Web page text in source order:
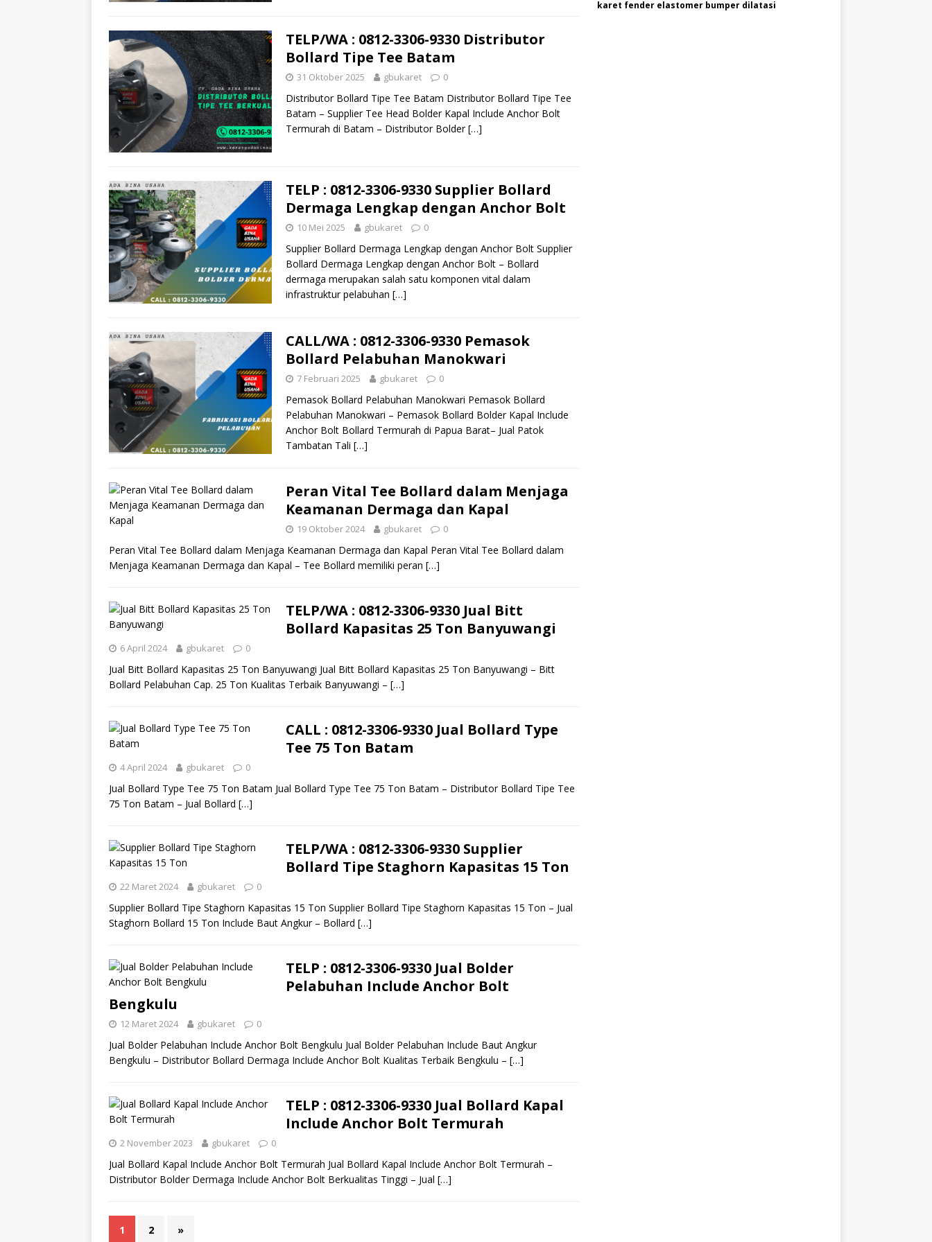
TELP/WA : 0812-3306-9330 Distributor
Bollard Tipe Tee Batam
31 Oktober 2025 gbukaret 0
Distributor Bollard Tipe Tee Batam Distributor Bollard Tipe Tee
Batam – Supplier Tee Head Bolder Kapal Include Anchor Bolt
Termurah di Batam – Distributor Bolder[…]
TELP : 0812-3306-9330 Supplier Bollard
Dermaga Lengkap dengan Anchor Bolt
10 Mei 2025 gbukaret 0
Supplier Bollard Dermaga Lengkap dengan Anchor Bolt Supplier
Bollard Dermaga Lengkap dengan Anchor Bolt – Bollard
dermaga merupakan salah satu komponen vital dalam
infrastruktur pelabuhan […]
CALL/WA : 0812-3306-9330 Pemasok
Bollard Pelabuhan Manokwari
7 Februari 2025 gbukaret 0
Pemasok Bollard Pelabuhan Manokwari Pemasok Bollard
Pelabuhan Manokwari – Pemasok Bollard Bolder Kapal Include
Anchor Bolt Bollard Termurah di Papua Barat– Jual Patok
Tambatan Tali […]
Peran Vital Tee Bollard dalam Menjaga
Keamanan Dermaga dan Kapal
19 Oktober 2024 gbukaret 0
Peran Vital Tee Bollard dalam Menjaga Keamanan Dermaga dan Kapal Peran Vital Tee Bollard dalam
Menjaga Keamanan Dermaga dan Kapal – Tee Bollard memiliki peran […]
TELP/WA : 0812-3306-9330 Jual Bitt
Bollard Kapasitas 25 Ton Banyuwangi
6 April 2024 gbukaret 0
Jual Bitt Bollard Kapasitas 25 Ton Banyuwangi Jual Bitt Bollard Kapasitas 25 Ton Banyuwangi – Bitt
Bollard Pelabuhan Cap. 25 Ton Kualitas Terbaik Banyuwangi – […]
CALL : 0812-3306-9330 Jual Bollard Type
Tee 75 Ton Batam
4 April 2024 gbukaret 0
Jual Bollard Type Tee 75 Ton Batam Jual Bollard Type Tee 75 Ton Batam – Distributor Bollard Tipe Tee
75 Ton Batam – Jual Bollard […]
TELP/WA : 0812-3306-9330 Supplier
Bollard Tipe Staghorn Kapasitas 15 Ton
22 Maret 2024 gbukaret 0
Supplier Bollard Tipe Staghorn Kapasitas 15 Ton Supplier Bollard Tipe Staghorn Kapasitas 15 Ton – Jual
Staghorn Bollard 15 Ton Include Baut Angkur – Bollard […]
TELP : 0812-3306-9330 Jual Bolder
Pelabuhan Include Anchor Bolt
Bengkulu
12 Maret 2024 gbukaret 0
Jual Bolder Pelabuhan Include Anchor Bolt Bengkulu Jual Bolder Pelabuhan Include Baut Angkur
Bengkulu – Distributor Bollard Dermaga Include Anchor Bolt Kualitas Terbaik Bengkulu – […]
TELP : 0812-3306-9330 Jual Bollard Kapal
Include Anchor Bolt Termurah
2 November 2023 gbukaret 0
Jual Bollard Kapal Include Anchor Bolt Termurah Jual Bollard Kapal Include Anchor Bolt Termurah –
Distributor Bolder Dermaga Include Anchor Bolt Berkualitas Tinggi – Jual […]
1 2 »
karet fender elastomer bumper dilatasi